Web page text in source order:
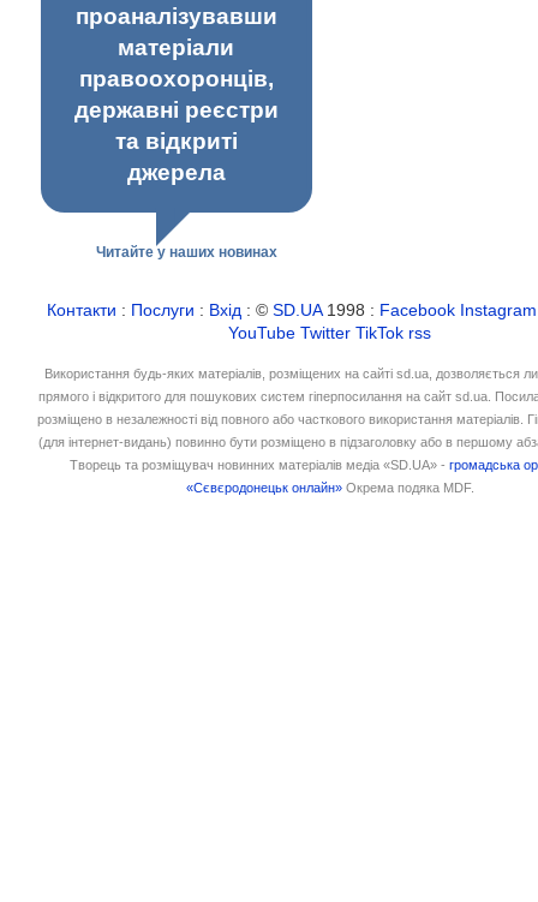
проаналізувавши
матеріали
правоохоронців,
державні реєстри
та відкриті
джерела
Читайте у наших новинах
Контакти : Послуги : Вхід : ©SD.UA1998 : Facebook Instagram
YouTube Twitter TikTok rss
Використання будь-яких матеріалів, розміщених на сайті sd.ua, дозволяється
прямого і відкритого для пошукових систем гіперпосилання на сайт sd.ua.
розміщено в незалежності від повного або часткового використання матеріалів.
(для інтернет-видань) повинно бути розміщено в підзаголовку або в першому
Творець та розміщувач новинних матеріалів медіа «SD.UA» -громадська
«Сєвєродонецьк онлайн» Окрема подяка MDF.